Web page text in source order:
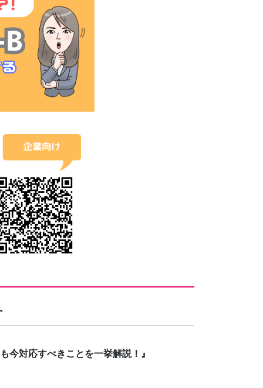
対応すべきことを一挙解説！』